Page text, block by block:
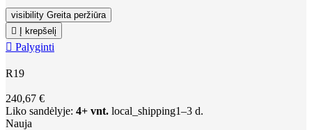
visibility Greita peržiūra

Į krepšelį
 Palyginti
R19
240,67 €
Liko sandėlyje: 4+ vnt. local_shipping1–3 d.
Nauja